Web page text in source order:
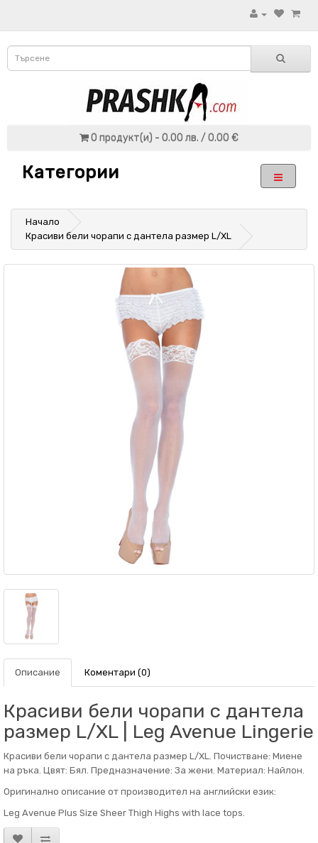
0 продукт(и) - 0.00 лв. / 0.00 €
Категории
Начало
Красиви бели чорапи с дантела размер L/XL
Описание Коментари (0)
Красиви бели чорапи с дантела
размер L/XL | Leg Avenue Lingerie
Красиви бели чорапи с дантела размер L/XL. Почистване: Миене
на ръка. Цвят: Бял. Предназначение: За жени. Материал: Найлон.
Оригинално описание от производител на английски език:
Leg Avenue Plus Size Sheer Thigh Highs with lace tops.